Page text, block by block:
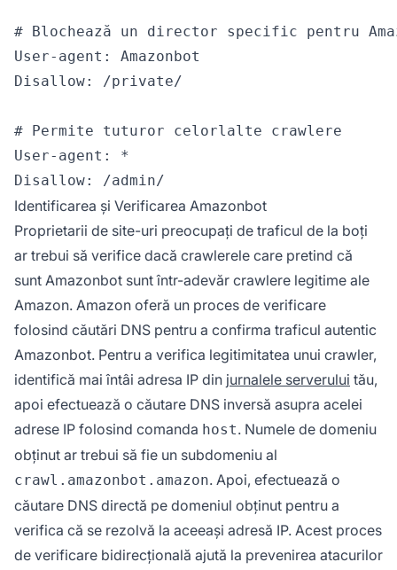
# Blochează un director specific pentru
User-agent: Amazonbot
Disallow: /private/
# Permite tuturor celorlalte crawlere
User-agent: *
Identificarea și Verificarea Amazonbot
Proprietarii de site-uri preocupați de traficul de la boți
ar trebui să verifice dacă crawlerele care pretind că
sunt Amazonbot sunt într-adevăr crawlere legitime ale
Amazon. Amazon oferă un proces de verificare
folosind căutări DNS pentru a confirma traficul autentic
Amazonbot. Pentru a verifica legitimitatea unui crawler,
identifică mai întâi adresa IP din jurnalele serverului tău,
apoi efectuează o căutare DNS inversă asupra acelei
adrese IP folosind comanda host. Numele de domeniu
obținut ar trebui să fie un subdomeniu al
crawl.amazonbot.amazon. Apoi, efectuează o
căutare DNS directă pe domeniul obținut pentru a
verifica că se rezolvă la aceeași adresă IP. Acest proces
de verificare bidirecțională ajută la prevenirea atacurilor